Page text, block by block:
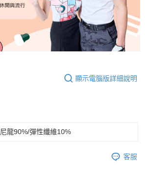
顯示電腦版詳細說明
尼龍90%/彈性纖維10%
客服